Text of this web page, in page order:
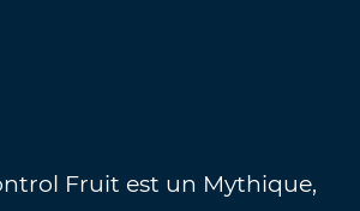
Fruit est un Mythique,